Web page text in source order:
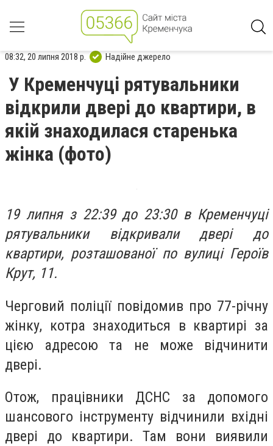
08:32, 20 липня 2018 р. Надійне джерело
У Кременчуці рятувальники
відкрили двері до квартири, в
якій знаходилася старенька
жінка (фото)
19 липня з 22:39 до 23:30 в Кременчуці
рятувальники відкривали двері до
квартири, розташованої по вулиці Героїв
Крут, 11.
Черговий поліції повідомив про 77-річну
жінку, котра знаходиться в квартирі за
цією адресою та не може відчинити
двері.
Отож, працівники ДСНС за допомого
шансового інструменту відчинили вхідні
двері до квартири. Там вони виявили